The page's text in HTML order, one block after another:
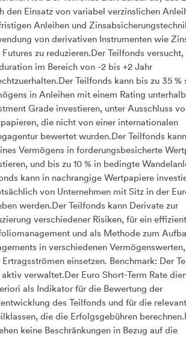
den Einsatz von variabel verzinslichen
Anleihen und
von derivativen Instrumenten wie
zu reduzieren.Der Teilfonds versucht,
im Bereich von -2 bis +2 Jahr
Teilfonds kann bis zu 35 %
in Anleihen mit einem Rating
Grade investieren, unter Ausschluss
die nicht von einer internationalen
bewertet wurden.Der Teilfonds
Vermögens in forderungsbesicherte
und bis zu 10 % in bedingte
kann in nachrangige Wertpapiere
von Unternehmen mit Sitz in der
werden.Der Teilfonds kann Derivate zur
verschiedener Risiken, für ein
und als Methode zum
in verschiedenen
einsetzen. Benchmark: Der
verwaltet.Der Euro Short-Term Rate
als Indikator für die Bewertung der
des Teilfonds und für die
die die Erfolgsgebühren
keine Beschränkungen in Bezug auf die